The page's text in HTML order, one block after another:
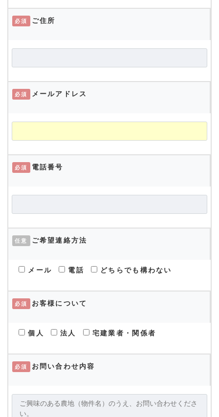
必須 ご住所
必須 メールアドレス
必須 電話番号
任意 ご希望連絡方法
メール 電話 どちらでも構わない
必須 お客様について
個人 法人 宅建業者・関係者
必須 お問い合わせ内容